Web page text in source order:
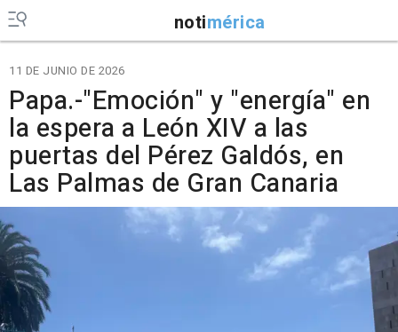
notimérica
11 DE JUNIO DE 2026
Papa.-"Emoción" y "energía" en
la espera a León XIV a las
puertas del Pérez Galdós, en
Las Palmas de Gran Canaria